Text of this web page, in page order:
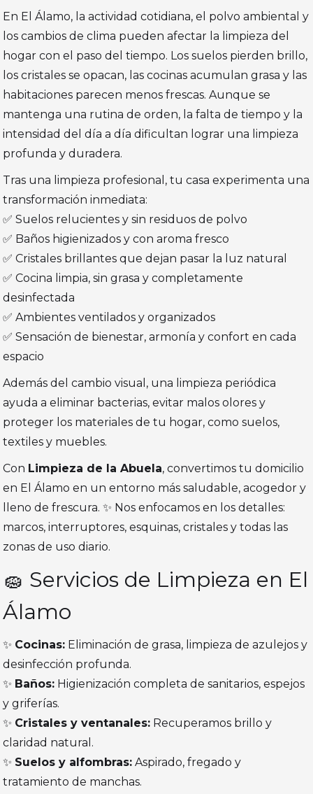
En El Álamo, la actividad cotidiana, el polvo ambiental y
los cambios de clima pueden afectar la limpieza del
hogar con el paso del tiempo. Los suelos pierden brillo,
los cristales se opacan, las cocinas acumulan grasa y las
habitaciones parecen menos frescas. Aunque se
mantenga una rutina de orden, la falta de tiempo y la
intensidad del día a día dificultan lograr una limpieza
profunda y duradera.
Tras una limpieza profesional, tu casa experimenta una
transformación inmediata:
✅ Suelos relucientes y sin residuos de polvo
✅ Baños higienizados y con aroma fresco
✅ Cristales brillantes que dejan pasar la luz natural
✅ Cocina limpia, sin grasa y completamente
desinfectada
✅ Ambientes ventilados y organizados
✅ Sensación de bienestar, armonía y confort en cada
espacio
Además del cambio visual, una limpieza periódica
ayuda a eliminar bacterias, evitar malos olores y
proteger los materiales de tu hogar, como suelos,
textiles y muebles.
Con Limpieza de la Abuela, convertimos tu domicilio
en El Álamo en un entorno más saludable, acogedor y
lleno de frescura. ✨ Nos enfocamos en los detalles:
marcos, interruptores, esquinas, cristales y todas las
zonas de uso diario.
🧽 Servicios de Limpieza en El
Álamo
✨ Cocinas: Eliminación de grasa, limpieza de azulejos y
desinfección profunda.
✨ Baños: Higienización completa de sanitarios, espejos
y griferías.
✨ Cristales y ventanales: Recuperamos brillo y
claridad natural.
✨ Suelos y alfombras: Aspirado, fregado y
tratamiento de manchas.